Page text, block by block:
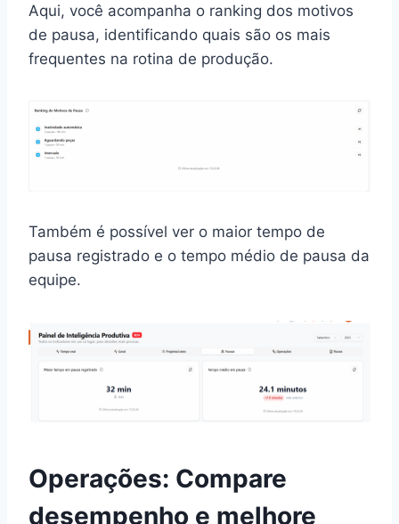
Aqui, você acompanha o ranking dos motivos
de pausa, identificando quais são os mais
frequentes na rotina de produção.
Também é possível ver o maior tempo de
pausa registrado e o tempo médio de pausa da
equipe.
Operações: Compare
desempenho e melhore